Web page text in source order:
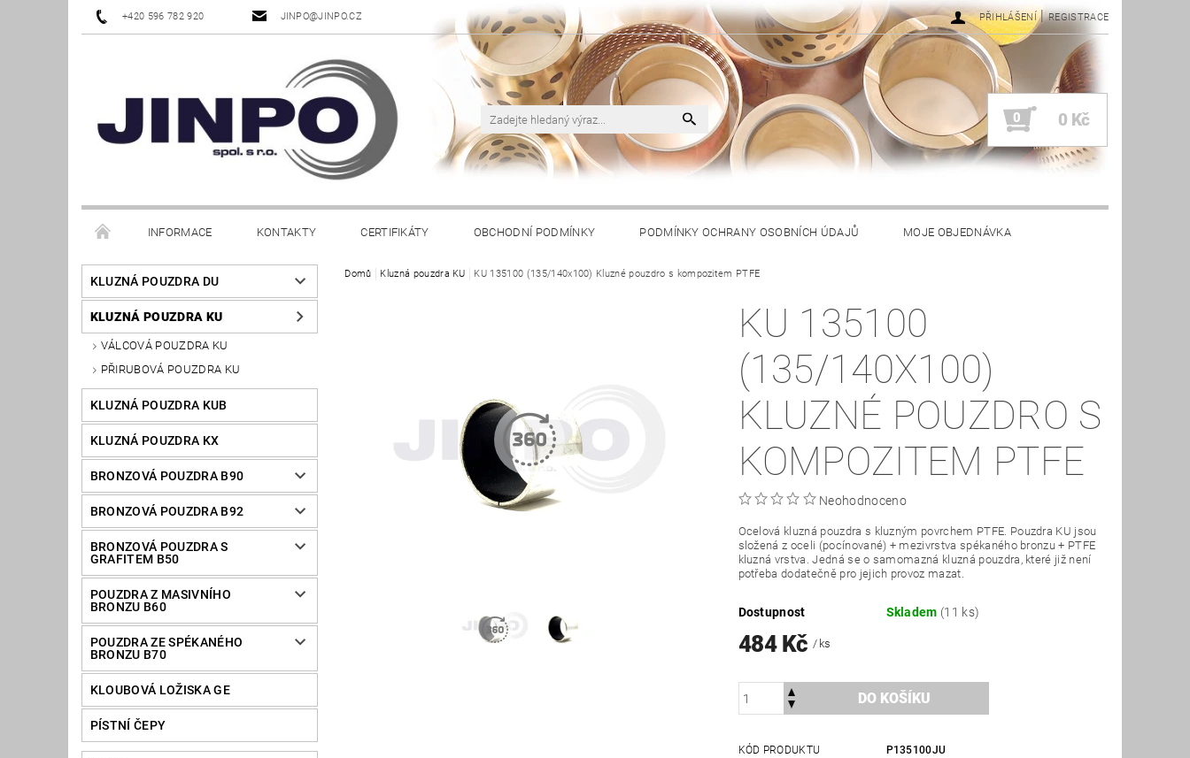
+420 596 782 920 JINPO@JINPO.CZ PŘIHLÁŠENÍ | REGISTRACE
0 0 Kč
INFORMACE KONTAKTY CERTIFIKÁTY OBCHODNÍ PODMÍNKY PODMÍNKY OCHRANY OSOBNÍCH ÚDAJŮ MOJE OBJEDNÁVKA
KLUZNÁ POUZDRA DU
KLUZNÁ POUZDRA KU
VÁLCOVÁ POUZDRA KU
PŘIRUBOVÁ POUZDRA KU
KLUZNÁ POUZDRA KUB
KLUZNÁ POUZDRA KX
BRONZOVÁ POUZDRA B90
BRONZOVÁ POUZDRA B92
BRONZOVÁ POUZDRA S
GRAFITEM B50
POUZDRA Z MASIVNÍHO
BRONZU B60
POUZDRA ZE SPÉKANÉHO
BRONZU B70
KLOUBOVÁ LOŽISKA GE
PÍSTNÍ ČEPY
Domů Kluzná pouzdra KU KU 135100 (135/140x100) Kluzné pouzdro s kompozitem PTFE
KU 135100
(135/140X100)
KLUZNÉ POUZDRO S
KOMPOZITEM PTFE
Neohodnoceno
Ocelová kluzná pouzdra s kluzným povrchem PTFE. Pouzdra KU jsou
složená z oceli (pocínované) + mezivrstva spékaného bronzu + PTFE
kluzná vrstva. Jedná se o samomazná kluzná pouzdra, které již není
potřeba dodatečně pro jejich provoz mazat.
Dostupnost Skladem (11 ks)
484 Kč/ ks
KÓD PRODUKTU
P135100JU